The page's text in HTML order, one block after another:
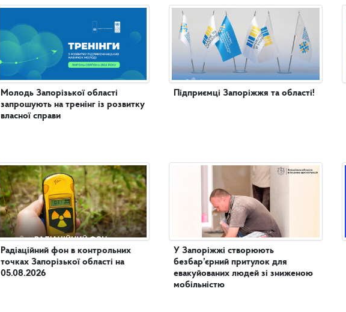
Молодь Запорізької області
запрошують на тренінг із розвитку
власної справи
Радіаційний фон в контрольних
точках Запорізької області на
05.08.2026
Підприємці Запоріжжя та області!
У Запоріжжі створюють
безбар’єрний притулок для
евакуйованих людей зі зниженою
мобільністю